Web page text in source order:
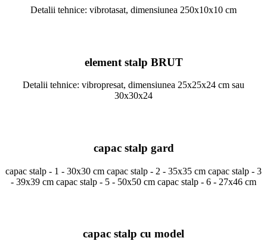
Detalii tehnice: vibrotasat, dimensiunea 250x10x10 cm
element stalp BRUT
Detalii tehnice: vibropresat, dimensiunea 25x25x24 cm sau
30x30x24
capac stalp gard
capac stalp - 1 - 30x30 cm capac stalp - 2 - 35x35 cm capac stalp - 3
- 39x39 cm capac stalp - 5 - 50x50 cm capac stalp - 6 - 27x46 cm
capac stalp cu model